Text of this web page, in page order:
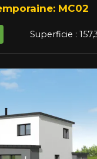
MC02
Superficie :